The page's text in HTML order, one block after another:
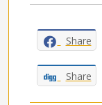
Share
Share